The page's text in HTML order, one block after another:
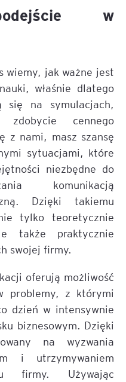
w
wiemy, jak ważne jest
właśnie dlatego
się na symulacjach,
cennego
z nami, masz szansę
sytuacjami, które
niezbędne do
komunikacją
Dzięki takiemu
tylko teoretycznie
także praktycznie
swojej firmy.
oferują możliwość
problemy, z którymi
dzień w intensywnie
biznesowym. Dzięki
na wyzwania
i utrzymywaniem
firmy. Używając